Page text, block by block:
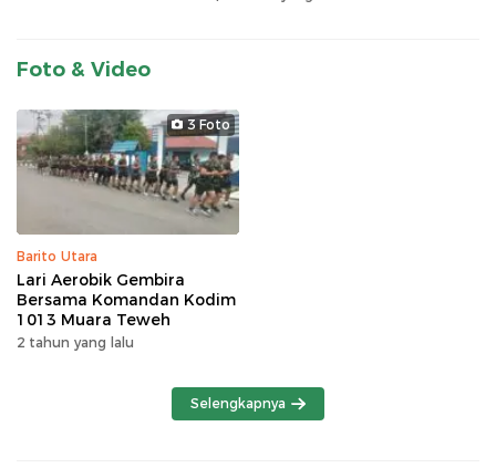
Foto & Video
3 Foto
Barito Utara
Lari Aerobik Gembira
Bersama Komandan Kodim
1013 Muara Teweh
2 tahun yang lalu
Selengkapnya